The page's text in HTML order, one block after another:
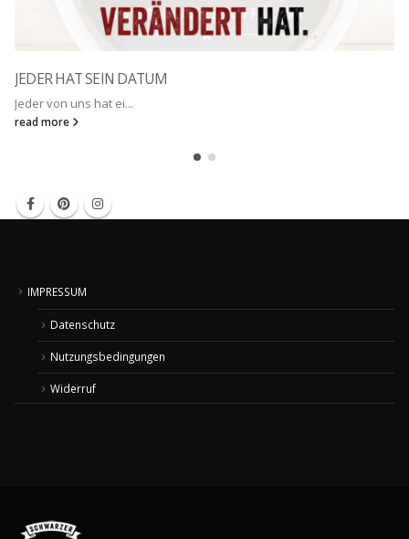
JEDER HAT SEIN DATUM
Jeder von uns hat ei...
read more
IMPRESSUM
Datenschutz
Nutzungsbedingungen
Widerruf